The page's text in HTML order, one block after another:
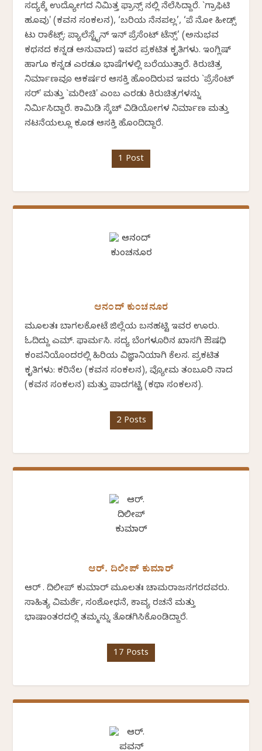
ಸದ್ಯಕ್ಕೆ ಉದ್ಯೋಗದ ನಿಮಿತ್ತ ಫ್ರಾನ್ಸ್ ನಲ್ಲಿ ನೆಲೆಸಿದ್ದಾರೆ. `ಗ್ರಾಫಿಟಿ
ಹೂವು' (ಕವನ ಸಂಕಲನ), ‘ಬರಿಯ ನೆನಪಲ್ಲ’, ‘ಪೆ ನೋ ಹೀಡ್ಸ್
ಟು ರಾಕೆಟ್ಸ್: ಪ್ಯಾಲೆಸ್ಟೈನ್ ಇನ್ ಪ್ರೆಸೆಂಟ್ ಟೆನ್ಸ್’ (ಅನುಭವ
ಕಥನದ ಕನ್ನಡ ಅನುವಾದ) ಇವರ ಪ್ರಕಟಿತ ಕೃತಿಗಳು. ಇಂಗ್ಲಿಷ್‌
ಹಾಗೂ ಕನ್ನಡ ಎರಡೂ ಭಾಷೆಗಳಲ್ಲಿ ಬರೆಯುತ್ತಾರೆ. ಕಿರುಚಿತ್ರ
ನಿರ್ಮಾಣವೂ ಆಕರ್ಷರ ಆಸಕ್ತಿ ಹೊಂದಿರುವ ಇವರು `ಪ್ರೆಸೆಂಟ್
ಸರ್' ಮತ್ತು `ಮರೀಚಿ' ಎಂಬ ಎರಡು ಕಿರುಚಿತ್ರಗಳನ್ನು
ನಿರ್ಮಿಸಿದ್ದಾರೆ. ಕಾಮಿಡಿ ಸ್ಕೆಚ್ ವಿಡಿಯೋಗಳ ನಿರ್ಮಾಣ ಮತ್ತು
ನಟನೆಯಲ್ಲೂ ಕೂಡ ಆಸಕ್ತಿ ಹೊಂದಿದ್ದಾರೆ.
1 Post
ಆನಂದ್ ಕುಂಚನೂರ
ಮೂಲತಃ ಬಾಗಲಕೋಟೆ ಜಿಲ್ಲೆಯ ಬನಹಟ್ಟಿ ಇವರ ಊರು.
ಓದಿದ್ದು ಎಮ್. ಫಾರ್ಮಸಿ. ಸದ್ಯ ಬೆಂಗಳೂರಿನ ಖಾಸಗಿ ಔಷಧಿ
ಕಂಪನಿಯೊಂದರಲ್ಲಿ ಹಿರಿಯ ವಿಜ್ಞಾನಿಯಾಗಿ ಕೆಲಸ. ಪ್ರಕಟಿತ
ಕೃತಿಗಳು: ಕರಿನೆಲ (ಕವನ ಸಂಕಲನ), ವ್ಯೋಮ ತಂಬೂರಿ ನಾದ
(ಕವನ ಸಂಕಲನ) ಮತ್ತು ಪಾದಗಟ್ಟಿ (ಕಥಾ ಸಂಕಲನ).
2 Posts
ಆರ್. ದಿಲೀಪ್ ಕುಮಾರ್
ಆರ್ . ದಿಲೀಪ್ ಕುಮಾರ್ ಮೂಲತಃ ಚಾಮರಾಜನಗರದವರು.
ಸಾಹಿತ್ಯ ವಿಮರ್ಶೆ, ಸಂಶೋಧನೆ, ಕಾವ್ಯ ರಚನೆ ಮತ್ತು
ಭಾಷಾಂತರದಲ್ಲಿ ತಮ್ಮನ್ನು ತೊಡಗಿಸಿಕೊಂಡಿದ್ದಾರೆ.
17 Posts